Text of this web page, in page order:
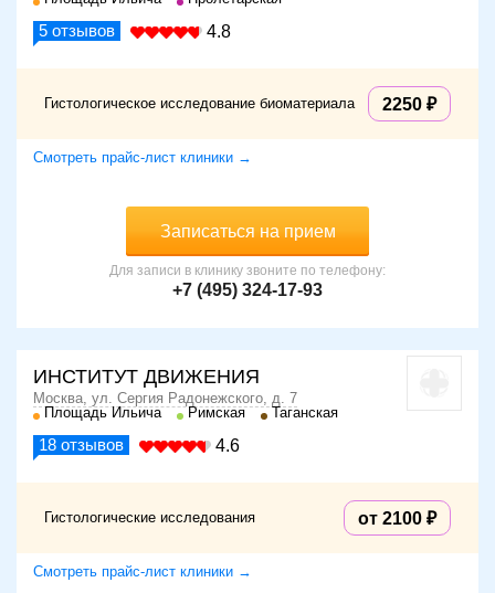
5 отзывов 4.8
Гистологическое исследование биоматериала 2250
Смотреть прайс-лист клиники →
Записаться на прием
Для записи в клинику звоните по телефону:
+7 (495) 324-17-93
ИНСТИТУТ ДВИЖЕНИЯ
Москва, ул. Сергия Радонежского, д. 7
Площадь Ильича
Римская Таганская
18 отзывов 4.6
Гистологические исследования от 2100
Смотреть прайс-лист клиники →